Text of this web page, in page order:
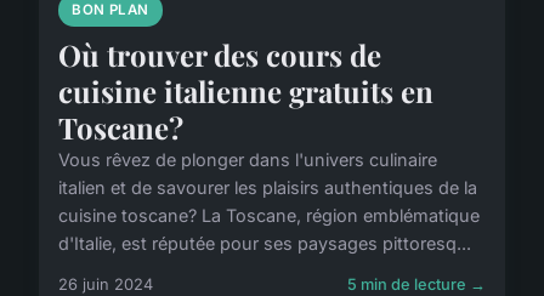
BON PLAN
Où trouver des cours de
cuisine italienne gratuits en
Toscane?
Vous rêvez de plonger dans l'univers culinaire
italien et de savourer les plaisirs authentiques de la
cuisine toscane? La Toscane, région emblématique
d'Italie, est réputée pour ses paysages pittoresq...
26 juin 2024 5 min de lecture →